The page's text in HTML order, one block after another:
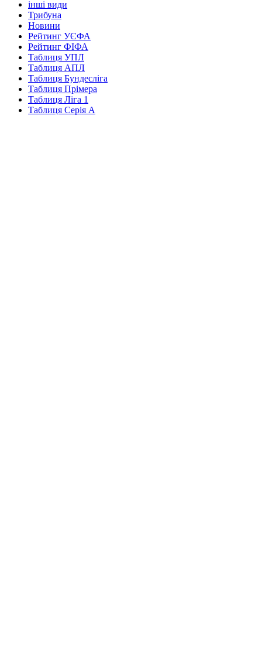
інші види
Трибуна
Новини
Рейтинг УЄФА
Рейтинг ФІФА
Таблиця УПЛ
Таблиця АПЛ
Таблиця Бундесліга
Таблиця Прімера
Таблиця Ліга 1
Таблиця Серія А